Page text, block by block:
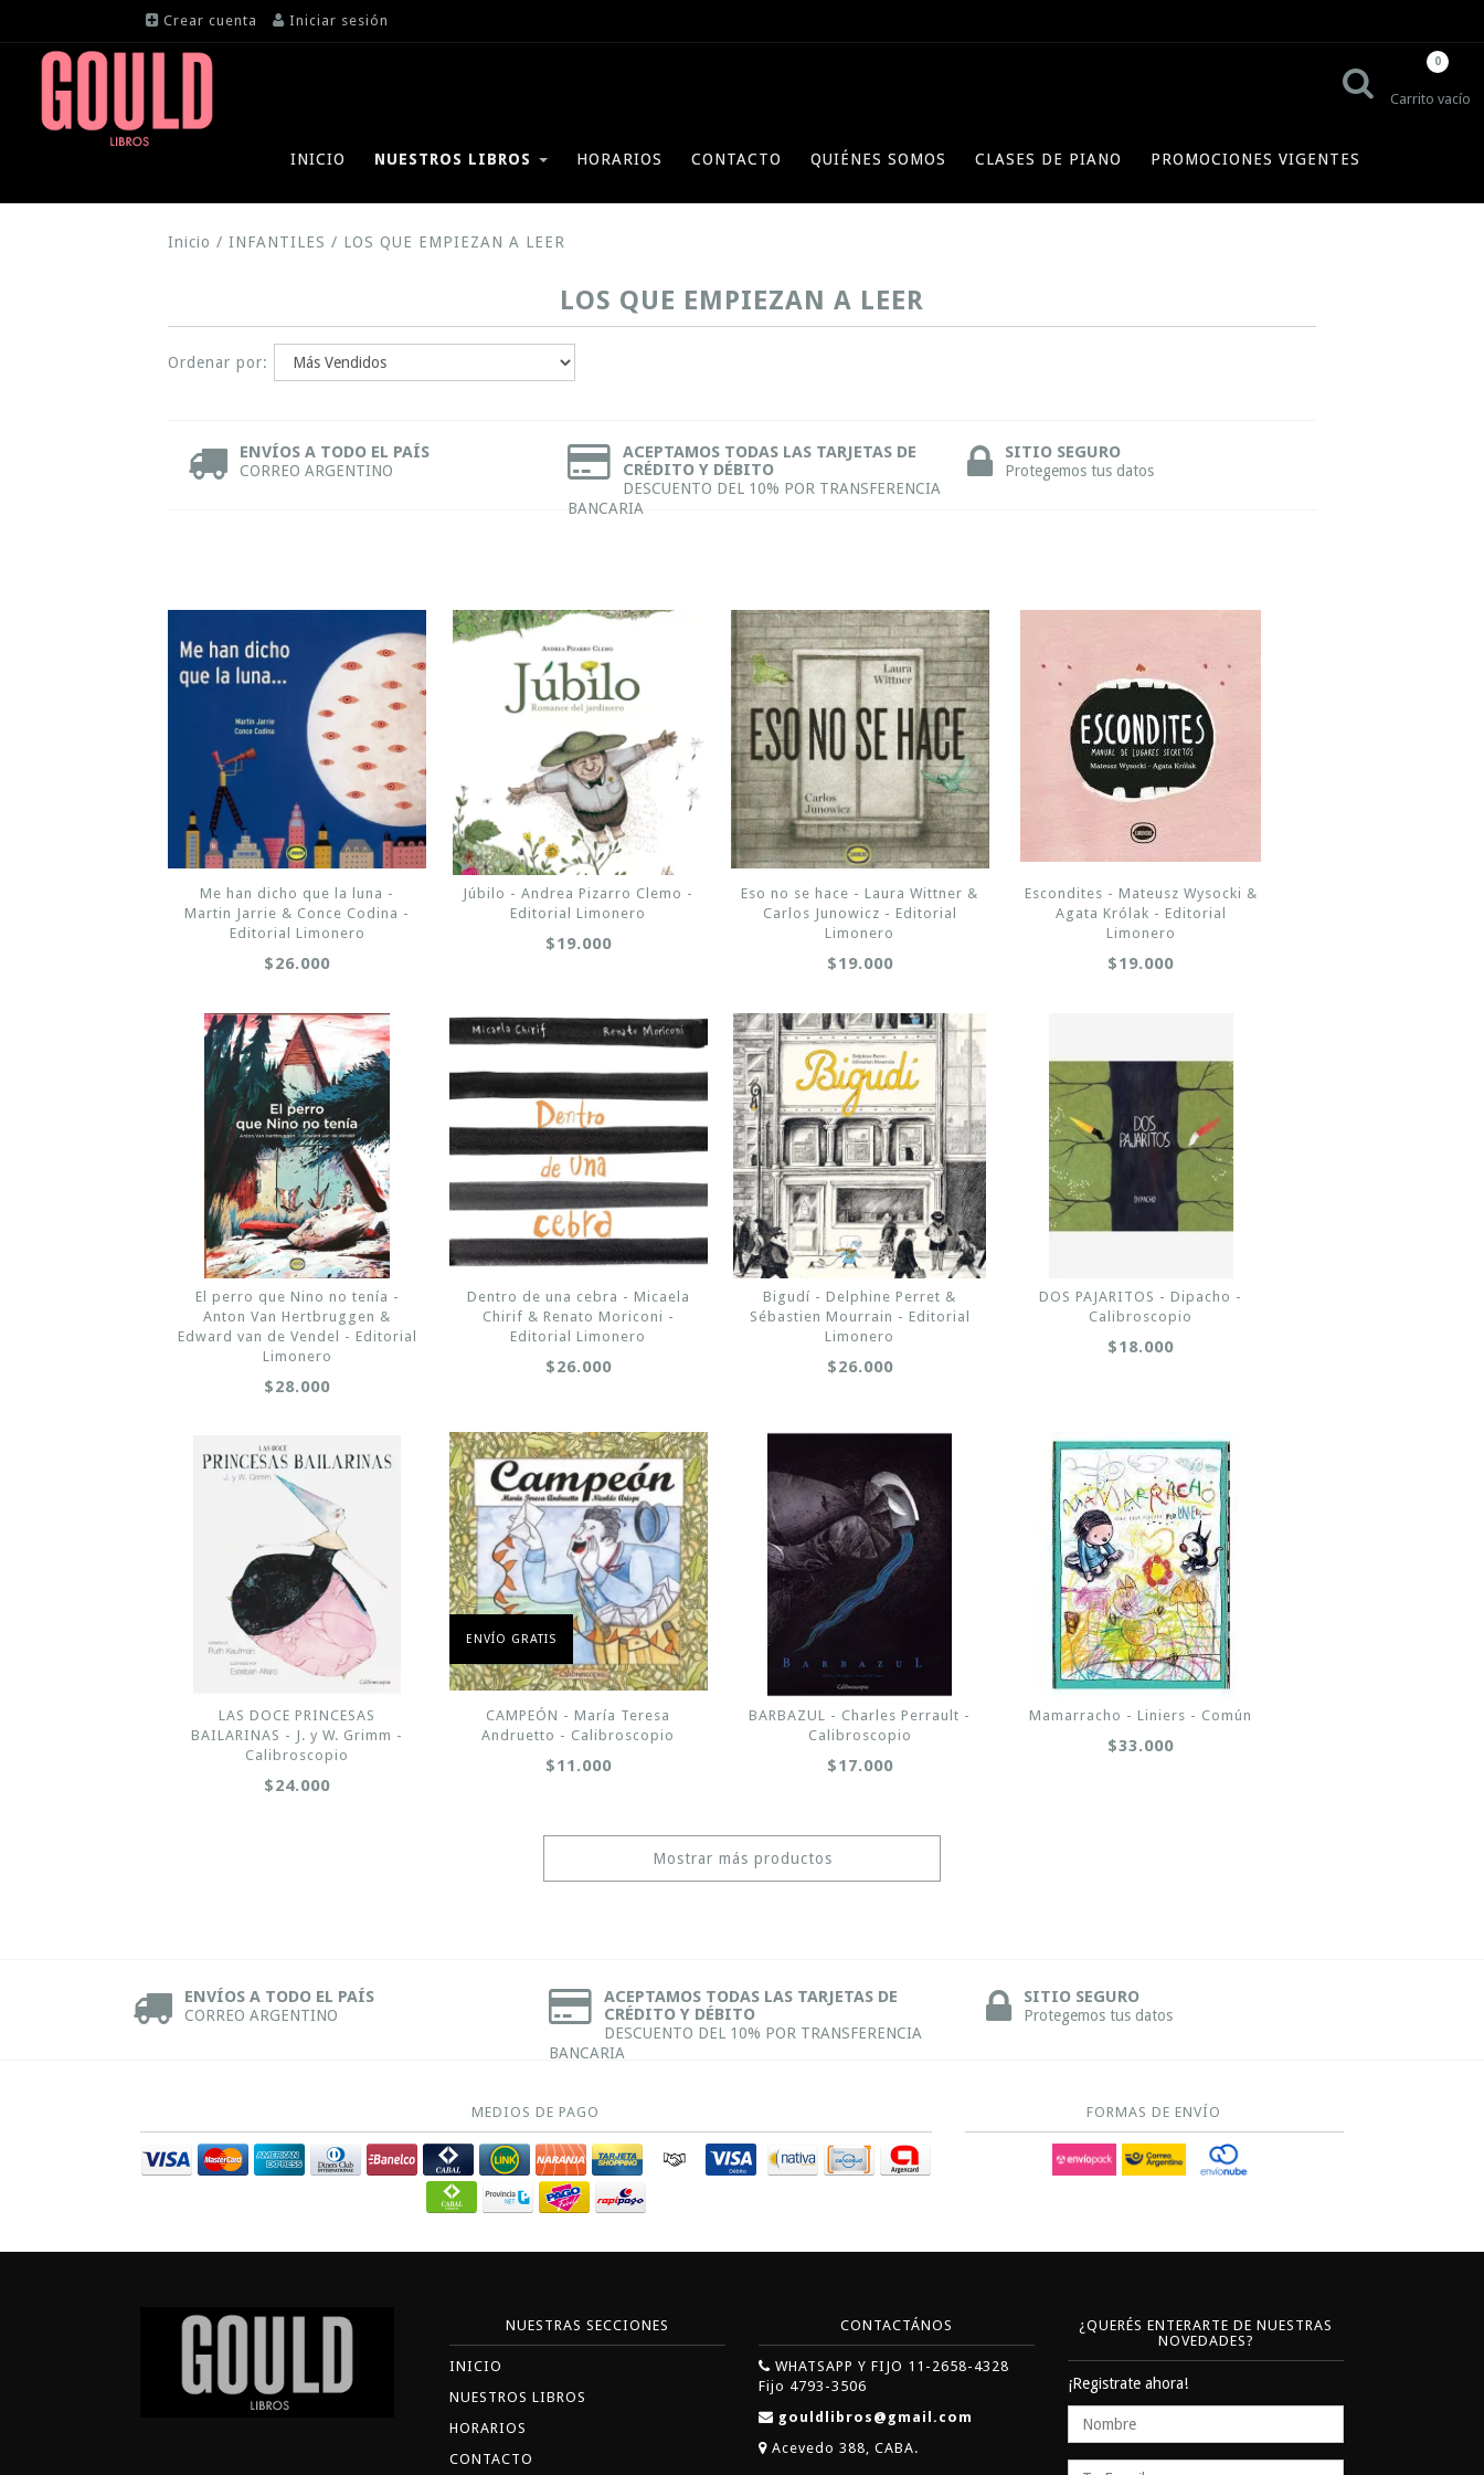
Crear cuenta Iniciar sesión
Carrito vacío
0
INICIO NUESTROS LIBROS HORARIOS CONTACTO QUIÉNES SOMOS CLASES DE PIANO PROMOCIONES VIGENTES
Inicio / INFANTILES / LOS QUE EMPIEZAN A LEER
LOS QUE EMPIEZAN A LEER
Ordenar por:
ENVÍOS A TODO EL PAÍS
CORREO ARGENTINO
ACEPTAMOS TODAS LAS TARJETAS DE
CRÉDITO Y DÉBITO
DESCUENTO DEL 10% POR TRANSFERENCIA
BANCARIA
SITIO SEGURO
Protegemos tus datos
Me han dicho que la luna -
Martin Jarrie & Conce Codina -
Editorial Limonero
$26.000
Júbilo - Andrea Pizarro Clemo -
Editorial Limonero
$19.000
Eso no se hace - Laura Wittner &
Carlos Junowicz - Editorial
Limonero
$19.000
Escondites - Mateusz Wysocki &
Agata Królak - Editorial
Limonero
$19.000
El perro que Nino no tenía -
Anton Van Hertbruggen &
Edward van de Vendel - Editorial
Limonero
$28.000
Dentro de una cebra - Micaela
Chirif & Renato Moriconi -
Editorial Limonero
$26.000
Bigudí - Delphine Perret &
Sébastien Mourrain - Editorial
Limonero
$26.000
DOS PAJARITOS - Dipacho -
Calibroscopio
$18.000
LAS DOCE PRINCESAS
BAILARINAS - J. y W. Grimm -
Calibroscopio
$24.000
ENVÍO GRATIS
CAMPEÓN - María Teresa
Andruetto - Calibroscopio
$11.000
BARBAZUL - Charles Perrault -
Calibroscopio
$17.000
Mamarracho - Liniers - Común
$33.000
Mostrar más productos
ENVÍOS A TODO EL PAÍS
CORREO ARGENTINO
ACEPTAMOS TODAS LAS TARJETAS DE
CRÉDITO Y DÉBITO
DESCUENTO DEL 10% POR TRANSFERENCIA
BANCARIA
SITIO SEGURO
Protegemos tus datos
MEDIOS DE PAGO FORMAS DE ENVÍO
NUESTRAS SECCIONES
INICIO
NUESTROS LIBROS
HORARIOS
CONTACTO
CONTACTÁNOS
WHATSAPP Y FIJO 11-2658-4328
Fijo 4793-3506
gouldlibros@gmail.com
Acevedo 388, CABA.
¿QUERÉS ENTERARTE DE NUESTRAS
NOVEDADES?
¡Registrate ahora!